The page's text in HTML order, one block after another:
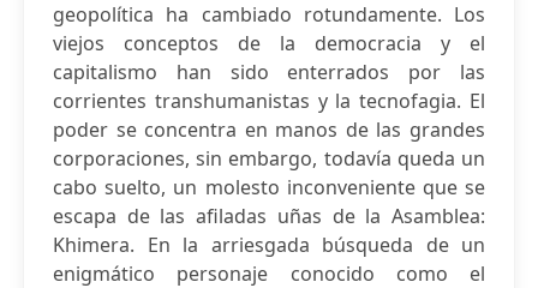
geopolítica ha cambiado rotundamente. Los
viejos conceptos de la democracia y el
capitalismo han sido enterrados por las
corrientes transhumanistas y la tecnofagia. El
poder se concentra en manos de las grandes
corporaciones, sin embargo, todavía queda un
cabo suelto, un molesto inconveniente que se
escapa de las afiladas uñas de la Asamblea:
Khimera. En la arriesgada búsqueda de un
enigmático personaje conocido como el